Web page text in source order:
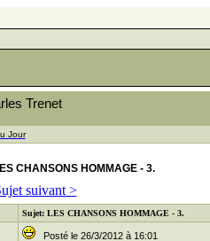
Trenet
Jour
CHANSONS HOMMAGE - 3.
suivant >
Sujet: LES CHANSONS HOMMAGE - 3.
Posté le 26/3/2012 à 16:01